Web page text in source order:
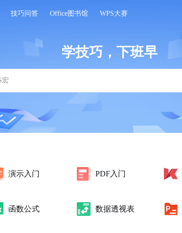
技巧问答 Office图书馆 WPS大赛
学技巧，下班早
演示入门 PDF入门
函数公式 数据透视表